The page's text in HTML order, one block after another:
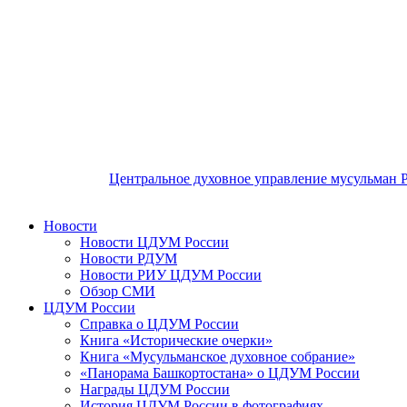
Центральное духовное управление мусульман
Новости
Новости ЦДУМ России
Новости РДУМ
Новости РИУ ЦДУМ России
Обзор СМИ
ЦДУМ России
Справка о ЦДУМ России
Книга «Исторические очерки»
Книга «Мусульманское духовное собрание»
«Панорама Башкортостана» о ЦДУМ России
Награды ЦДУМ России